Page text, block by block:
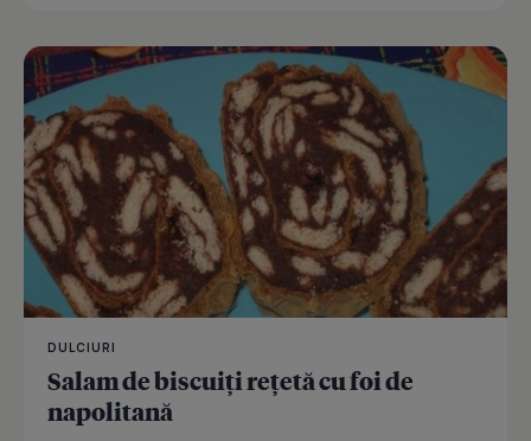
DULCIURI
Salam de biscuiţi reţetă cu foi de
napolitană